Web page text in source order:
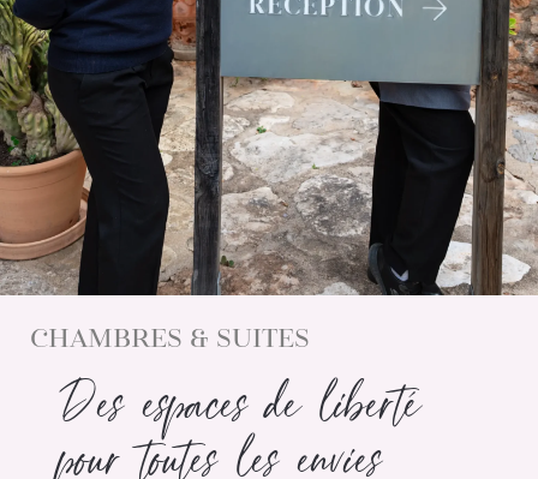
CHAMBRES & SUITES
Des espaces de liberté